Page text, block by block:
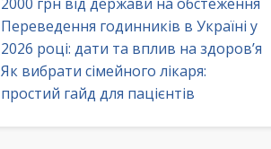
Переведення годинників в Україні у
2026 році: дати та вплив на здоров’я
Як вибрати сімейного лікаря:
простий гайд для пацієнтів